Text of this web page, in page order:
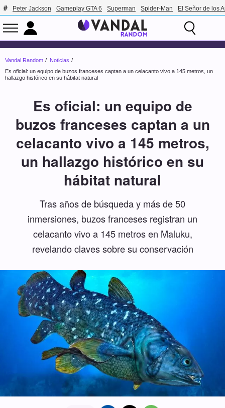
Peter Jackson Gameplay GTA 6 Superman Spider-Man El Señor de los
Vandal Random
Noticias
Es oficial: un equipo de buzos franceses captan a un celacanto vivo a 145 metros, un
hallazgo histórico en su hábitat natural
Es oficial: un equipo de
buzos franceses captan a un
celacanto vivo a 145 metros,
un hallazgo histórico en su
hábitat natural
Tras años de búsqueda y más de 50
inmersiones, buzos franceses registran un
celacanto vivo a 145 metros en Maluku,
revelando claves sobre su conservación